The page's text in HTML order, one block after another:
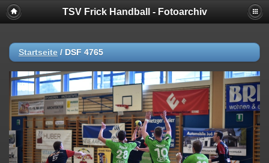
TSV Frick Handball - Fotoarchiv
Startseite / DSF 4765